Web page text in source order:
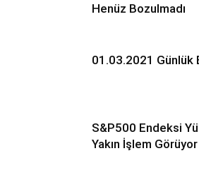
Henüz Bozulmadı
01.03.2021 Günlük
S&P500 Endeksi
Yakın İşlem Görüyor